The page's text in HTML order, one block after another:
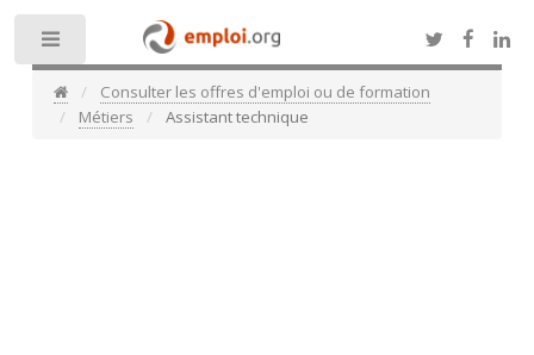
Consulter les offres d'emploi ou de formation
Métiers
Assistant technique
Toggle